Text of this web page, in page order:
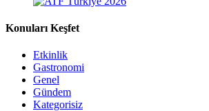
Konuları Keşfet
Etkinlik
Gastronomi
Genel
Gündem
Kategorisiz